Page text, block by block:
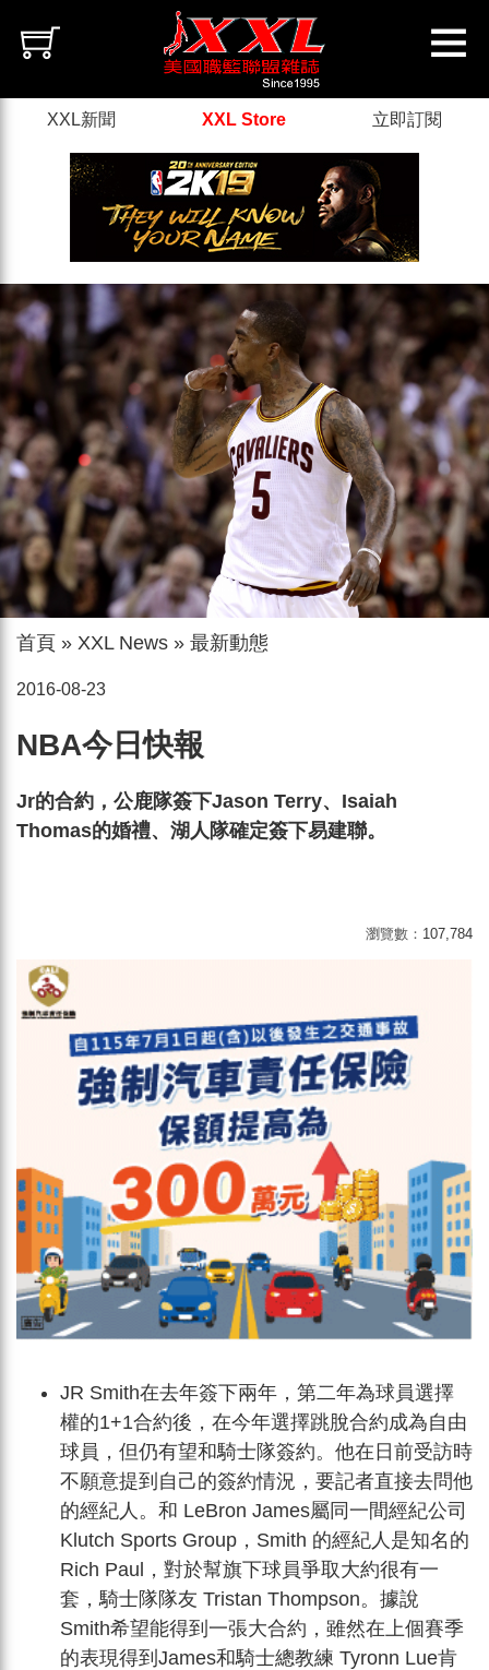
XXL新聞 XXL Store 立即訂閱
首頁 » XXL News » 最新動態
2016-08-23
NBA今日快報
Jr的合約，公鹿隊簽下Jason Terry、Isaiah
Thomas的婚禮、湖人隊確定簽下易建聯。
瀏覽數： 107,784
JR Smith在去年簽下兩年，第二年為球員選擇
權的1+1合約後，在今年選擇跳脫合約成為自由
球員，但仍有望和騎士隊簽約。他在日前受訪時
不願意提到自己的簽約情況，要記者直接去問他
的經紀人。和 LeBron James屬同一間經紀公司
Klutch Sports Group，Smith 的經紀人是知名的
Rich Paul，對於幫旗下球員爭取大約很有一
套，騎士隊隊友 Tristan Thompson。據說
Smith希望能得到一張大合約，雖然在上個賽季
的表現得到James和騎士總教練 Tyronn Lue肯